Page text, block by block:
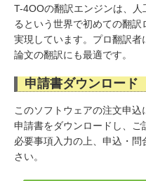
T-4OOの翻訳エンジンは、
るという世界で初めての翻
実現しています。プロ翻訳
論文の翻訳にも最適です。
申請書ダウンロード
このソフトウェアの注文申込
申請書をダウンロードし、ご
必要事項入力の上、申込・
さい。